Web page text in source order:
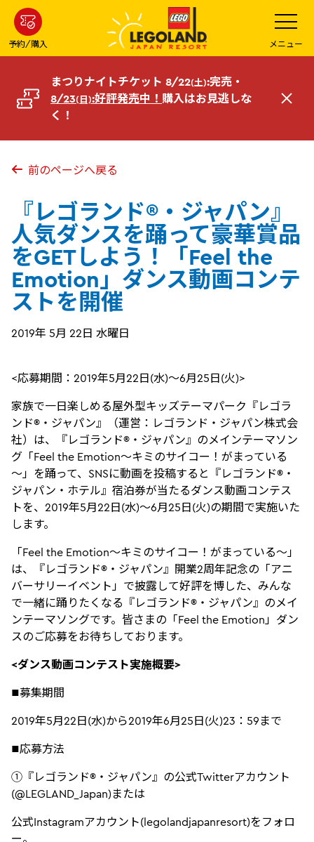
ン
コ
へ
予約/購入
メ
ニ
ュ
ー
を
開
メニュー
まつりナイトチケット 8/22(土):完売・
8/23(日):好評発売中！ 購入はお見逃しな
く！
閉
前のページへ戻る
『レゴランド®・ジャパン』
人気ダンスを踊って豪華賞品
をGETしよう！「Feel the
Emotion」ダンス動画コンテ
ストを開催
2019年 5月 22日 水曜日
<応募期間：2019年5月22日(水)～6月25日(火)>
家族で一日楽しめる屋外型キッズテーマパーク『レゴラ
ンド®・ジャパン』（運営：レゴランド・ジャパン株式会
社）は、『レゴランド®・ジャパン』のメインテーマソン
グ「Feel the Emotion～キミのサイコー！がまっている
～」を踊って、SNSに動画を投稿すると『レゴランド®・
ジャパン・ホテル』宿泊券が当たるダンス動画コンテス
トを、2019年5月22日(水)～6月25日(火)の期間で実施いた
します。
「Feel the Emotion～キミのサイコー！がまっている～」
は、『レゴランド®・ジャパン』開業2周年記念の「アニ
バーサリーイベント」で披露して好評を博した、みんな
で一緒に踊りたくなる『レゴランド®・ジャパン』のメイ
ンテーマソングです。皆さまの「Feel the Emotion」ダン
スのご応募をお待ちしております。
<ダンス動画コンテスト実施概要>
■募集期間
2019年5月22日(水)から2019年6月25日(火)23：59まで
■応募方法
①『レゴランド®・ジャパン』の公式Twitterアカウント
(@LEGLAND_Japan)または
公式Instagramアカウント(legolandjapanresort)をフォロ
ー。